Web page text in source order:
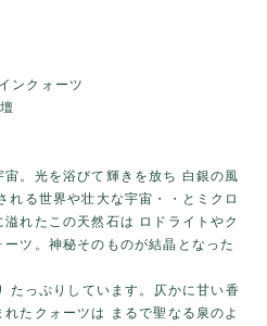
ンクォーツ
。光を浴びて輝きを放ち 白銀の風
れる世界や壮大な宇宙・・とミクロ
れたこの天然石は ロドライトやク
ツ。神秘そのものが結晶となった
たっぷりしています。仄かに甘い香
たクォーツは まるで聖なる泉のよ